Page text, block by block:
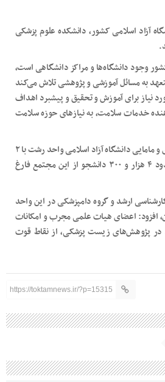
آزاد اسلامی کشور، دانشکده علوم پزشکی
وجود دانشگاه‌ها و مراکز دانشگاهی است،
به مسائل آموزشی و پژوهشی تلاش می‌کند
نیاز برای آموزش و تحقیق و پیشبرد اهداف
خدمات سلامت، به نیاز‌های حوزه سلامت
معاون علوم پزشکی دانشگاه آزاد اسلامی گیلان گفت: مجتمع پرستاری و مامایی دانشگاه آزاد اسلامی واحد رشت با ۲
گروه آموزشی، حدود ۳۲ سال است که فعالیت می‌کند و تاکنون حدود ۴ هزار و ۳۰۰ دانشجو از این مجتمع فارغ
ارشد و گروه دامپزشکی در این واحد
افزود: اعضای هیات علمی مجرب و امکانات
در پژوهش‌های زیست پزشکی، از نقاط قوت
https://toktamnews.ir/?p=15315